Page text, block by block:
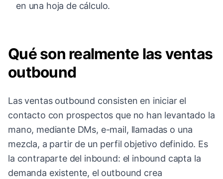
en una hoja de cálculo.
Qué son realmente las ventas
outbound
Las ventas outbound consisten en iniciar el
contacto con prospectos que no han levantado la
mano, mediante DMs, e-mail, llamadas o una
mezcla, a partir de un perfil objetivo definido. Es
la contraparte del inbound: el inbound capta la
demanda existente, el outbound crea